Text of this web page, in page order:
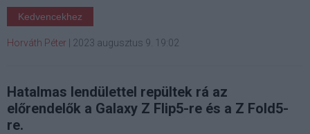
Kedvencekhez
Horváth Péter 2023 augusztus 9. 19:02
Hatalmas lendülettel repültek rá az
előrendelők a Galaxy Z Flip5-re és a Z Fold5-
re.